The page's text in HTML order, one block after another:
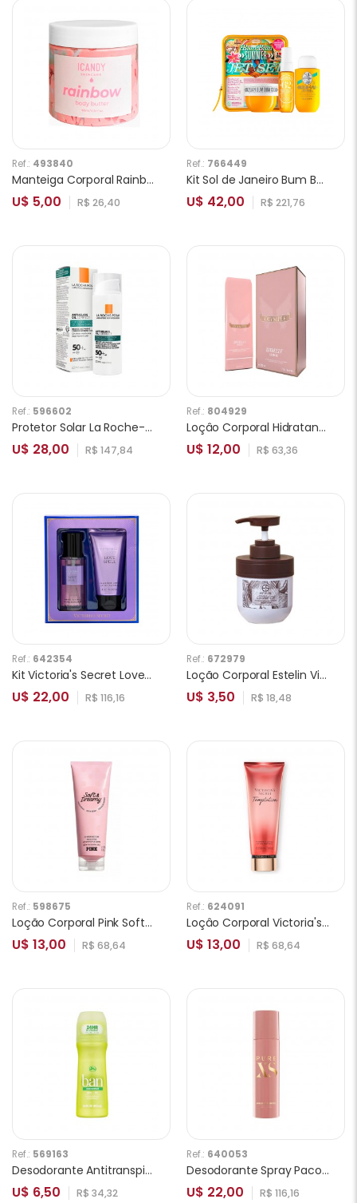
Ref.: 493840
Manteiga Corporal Rainbow ICANDY 180ml
U$ 5,00 R$ 26,40
Ref.: 766449
Kit Sol de Janeiro Bum Bum 3pcs
U$ 42,00 R$ 221,76
Ref.: 596602
Protetor Solar La Roche-Posay ANTHELIOS Oil Correct SPF50+ 50ml
U$ 28,00 R$ 147,84
Ref.: 804929
Loçâo Corporal Hidratante Isabelle La Belle Olympée 200ml
U$ 12,00 R$ 63,36
Ref.: 642354
Kit Victoria's Secret Love Spell 75ml 2pcs
U$ 22,00 R$ 116,16
Ref.: 672979
Loção Corporal Estelin Vitamin E Coconut Oil ES0105 300ml
U$ 3,50 R$ 18,48
Ref.: 598675
Loção Corporal Pink Soft Dreamy 236ml
U$ 13,00 R$ 68,64
Ref.: 624091
Loçâo Corporal Victoria's Secret Temptation 236ml
U$ 13,00 R$ 68,64
Ref.: 569163
Desodorante Antitranspirante Ban Unscented Roll-On 103ml
U$ 6,50 R$ 34,32
Ref.: 640053
Desodorante Spray Paco Rabanne Pure XS Feminino 150ml
U$ 22,00 R$ 116,16